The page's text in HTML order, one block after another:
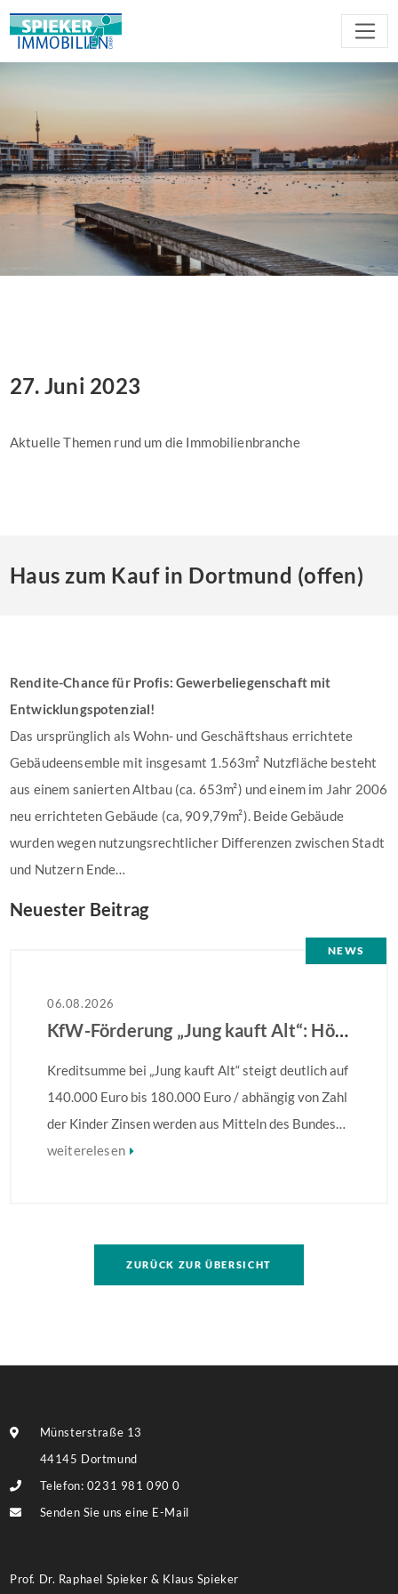
27. Juni 2023
Aktuelle Themen rund um die Immobilienbranche
Haus zum Kauf in Dortmund (offen)
Rendite-Chance für Profis: Gewerbeliegenschaft mit
Entwicklungspotenzial!
Das ursprünglich als Wohn- und Geschäftshaus errichtete
Gebäudeensemble mit insgesamt 1.563m² Nutzfläche besteht
aus einem sanierten Altbau (ca. 653m²) und einem im Jahr 2006
neu errichteten Gebäude (ca, 909,79m²). Beide Gebäude
wurden wegen nutzungsrechtlicher Differenzen zwischen Stadt
und Nutzern Ende…
Neuester Beitrag
NEWS
06.08.2026
KfW-Förderung „Jung kauft Alt“: Höhere Kredite ab August 2026
Kreditsumme bei „Jung kauft Alt“ steigt deutlich auf
140.000 Euro bis 180.000 Euro / abhängig von Zahl
der Kinder Zinsen werden aus Mitteln des Bundes
verbilligt: Heutiger Zins bei 0,53 Prozent effektiv
Sanierung in Einzelmaßnahmen […]
weiterelesen
ZURÜCK ZUR ÜBERSICHT
Münsterstraße 13
44145 Dortmund
Telefon: 0231 981 090 0
Senden Sie uns eine E-Mail
Prof. Dr. Raphael Spieker & Klaus Spieker